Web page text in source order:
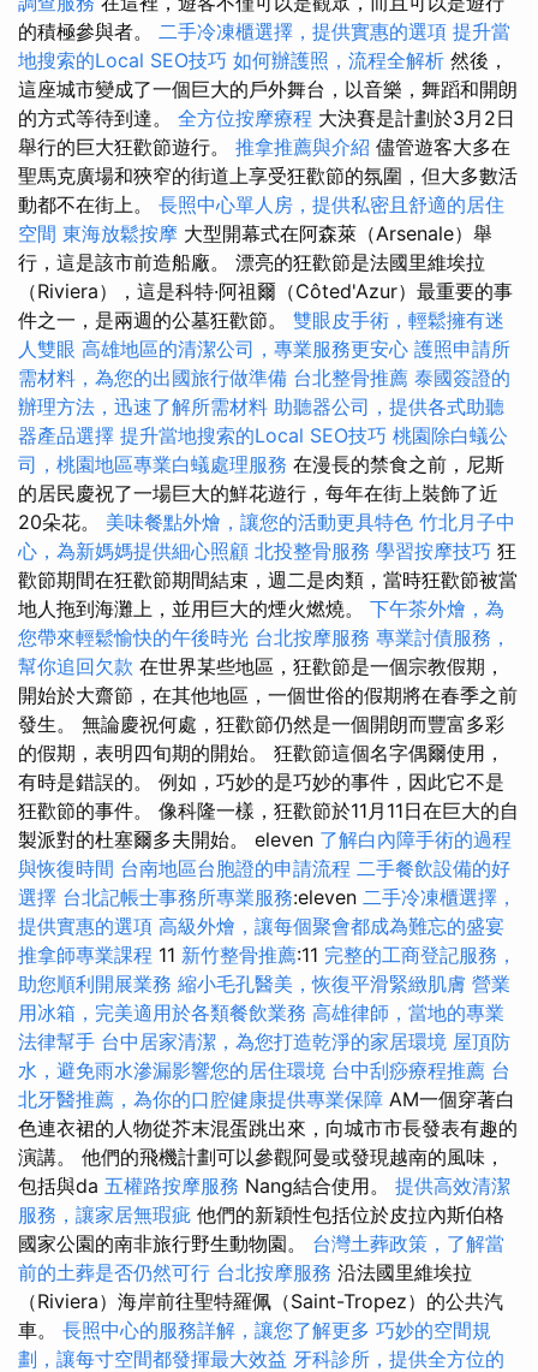
的積極參與者。 二手冷凍櫃選擇，提供實惠的選項 提升當
地搜索的Local SEO技巧 如何辦護照，流程全解析 然後，
這座城市變成了一個巨大的戶外舞台，以音樂，舞蹈和開朗
的方式等待到達。 全方位按摩療程 大決賽是計劃於3月2日
舉行的巨大狂歡節遊行。 推拿推薦與介紹 儘管遊客大多在
聖馬克廣場和狹窄的街道上享受狂歡節的氛圍，但大多數活
動都不在街上。 長照中心單人房，提供私密且舒適的居住
空間 東海放鬆按摩 大型開幕式在阿森萊（Arsenale）舉
行，這是該市前造船廠。 漂亮的狂歡節是法國里維埃拉
（Riviera），這是科特·阿祖爾（Côted'Azur）最重要的事
件之一，是兩週的公墓狂歡節。 雙眼皮手術，輕鬆擁有迷
人雙眼 高雄地區的清潔公司，專業服務更安心 護照申請所
需材料，為您的出國旅行做準備 台北整骨推薦 泰國簽證的
辦理方法，迅速了解所需材料 助聽器公司，提供各式助聽
器產品選擇 提升當地搜索的Local SEO技巧 桃園除白蟻公
司，桃園地區專業白蟻處理服務 在漫長的禁食之前，尼斯
的居民慶祝了一場巨大的鮮花遊行，每年在街上裝飾了近
20朵花。 美味餐點外燴，讓您的活動更具特色 竹北月子中
心，為新媽媽提供細心照顧 北投整骨服務 學習按摩技巧 狂
歡節期間在狂歡節期間結束，週二是肉類，當時狂歡節被當
地人拖到海灘上，並用巨大的煙火燃燒。 下午茶外燴，為
您帶來輕鬆愉快的午後時光 台北按摩服務 專業討債服務，
幫你追回欠款 在世界某些地區，狂歡節是一個宗教假期，
開始於大齋節，在其他地區，一個世俗的假期將在春季之前
發生。 無論慶祝何處，狂歡節仍然是一個開朗而豐富多彩
的假期，表明四旬期的開始。 狂歡節這個名字偶爾使用，
有時是錯誤的。 例如，巧妙的是巧妙的事件，因此它不是
狂歡節的事件。 像科隆一樣，狂歡節於11月11日在巨大的自
製派對的杜塞爾多夫開始。 eleven 了解白內障手術的過程
與恢復時間 台南地區台胞證的申請流程 二手餐飲設備的好
選擇 台北記帳士事務所專業服務:eleven 二手冷凍櫃選擇，
提供實惠的選項 高級外燴，讓每個聚會都成為難忘的盛宴
推拿師專業課程 11 新竹整骨推薦:11 完整的工商登記服務，
助您順利開展業務 縮小毛孔醫美，恢復平滑緊緻肌膚 營業
用冰箱，完美適用於各類餐飲業務 高雄律師，當地的專業
法律幫手 台中居家清潔，為您打造乾淨的家居環境 屋頂防
水，避免雨水滲漏影響您的居住環境 台中刮痧療程推薦 台
北牙醫推薦，為你的口腔健康提供專業保障 AM一個穿著白
色連衣裙的人物從芥末混蛋跳出來，向城市市長發表有趣的
演講。 他們的飛機計劃可以參觀阿曼或發現越南的風味，
包括與da 五權路按摩服務 Nang結合使用。 提供高效清潔
服務，讓家居無瑕疵 他們的新穎性包括位於皮拉內斯伯格
國家公園的南非旅行野生動物園。 台灣土葬政策，了解當
前的土葬是否仍然可行 台北按摩服務 沿法國里維埃拉
（Riviera）海岸前往聖特羅佩（Saint-Tropez）的公共汽
車。 長照中心的服務詳解，讓您了解更多 巧妙的空間規
劃，讓每寸空間都發揮最大效益 牙科診所，提供全方位的